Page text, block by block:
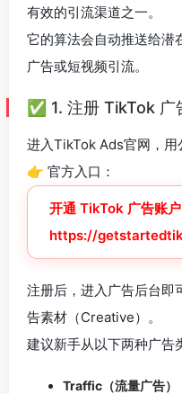
有效的引流渠道之一。
它的算法会自动推送给潜
广告或短视频引流。
✅ 1. 注册 TikTok 广
进入TikTok Ads官网，用
👉 官方入口：
开通 TikTok 广告账
https://
注册后，进入广告后台
告素材（Creative）。
建议新手从以下两种广告
Traffic（流量广告）